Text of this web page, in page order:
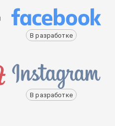
В разработке
В разработке